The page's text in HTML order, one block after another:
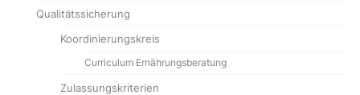
Qualitätssicherung
Koordinierungskreis
Curriculum Ernährungsberatung
Zulassungskriterien